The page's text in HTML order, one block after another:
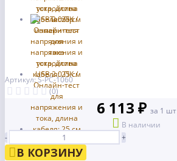
Артикул: S-PC-1060
(0)
6 113 ₽ за 1 шт
В наличии
-
+
В КОРЗИНУ